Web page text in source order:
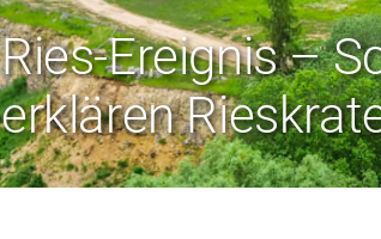
Ries-Ereignis –
erklären